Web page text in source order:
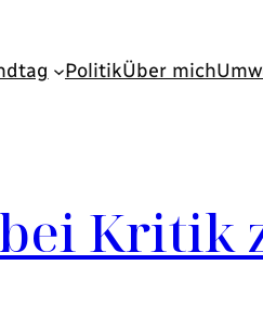
PolitikÜber mich
Kritik